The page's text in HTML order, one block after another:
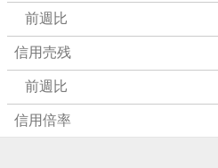
前週比
信用売残
前週比
信用倍率